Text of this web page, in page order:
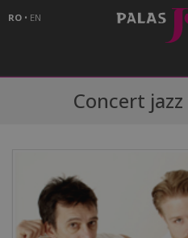
RO • EN
Concert